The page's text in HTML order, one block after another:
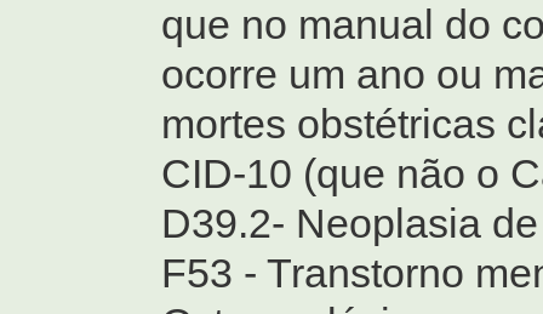
que no manual do
ocorre um ano ou
mortes obstétricas
CID-10 (que não o
D39.2- Neoplasia
F53 - Transtorno